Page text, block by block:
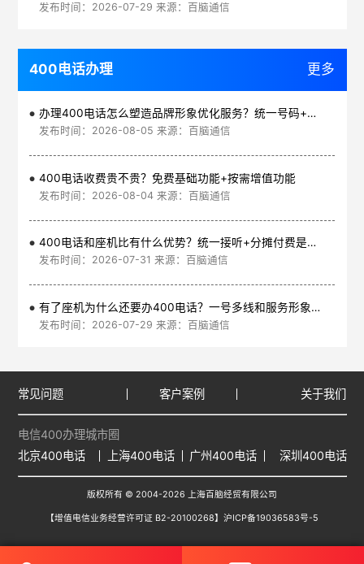
发布时间：2026-07-29 来源：百脑通信
400电话办理 更多
办理400电话怎么塑造品牌形象优化服务？统一号码+智能管理平台
发布时间：2026-08-05 来源：百脑通信
400电话收费贵不贵？免费基础功能+按需增值功能
发布时间：2026-08-04 来源：百脑通信
400电话和座机比有什么优势？统一接听+分摊付费是核心
发布时间：2026-07-31 来源：百脑通信
有了座机为什么还要办400电话？一号多线和服务形象是核心
发布时间：2026-07-29 来源：百脑通信
常见问题 客户案例 关于我们
电信400办理城市圈
北京400电话
上海400电话 广州400电话 深圳400电话
版权所有 © 2004-2026 上海百脑经贸有限公司
【增值电信业务经营许可证 B2-20100268】 沪ICP备19036583号-5